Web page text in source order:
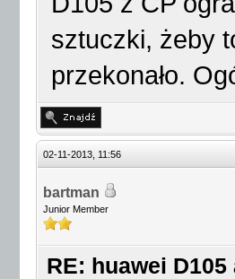
sztuczki, żeby
przekonało.
02-11-2013, 11:56
bartman
Junior Member
RE: huawei